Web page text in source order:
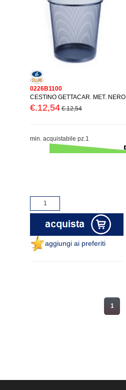
0226B1100
CESTINO GETTACAR. MET. NERO
€.12,54 €.12,54
min. acquistabile pz.1
aggiungi ai preferiti
1